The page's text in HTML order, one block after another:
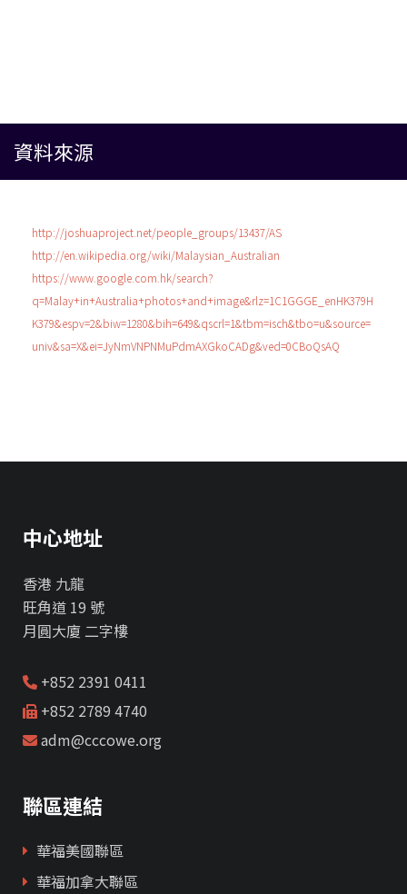
資料來源
http://joshuaproject.net/people_groups/13437/AS
http://en.wikipedia.org/wiki/Malaysian_Australian
https://www.google.com.hk/search?
q=Malay+in+Australia+photos+and+image&rlz=1C1GGGE_enHK379H
K379&espv=2&biw=1280&bih=649&qscrl=1&tbm=isch&tbo=u&source=
univ&sa=X&ei=JyNmVNPNMuPdmAXGkoCADg&ved=0CBoQsAQ
中心地址
香港 九龍
旺角道 19 號
月圓大廈 二字樓
+852 2391 0411
+852 2789 4740
adm@cccowe.org
聯區連結
華福美國聯區
華福加拿大聯區